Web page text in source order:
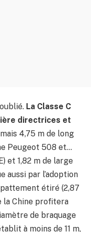
La Classe C
directrices et
4,75 m de long
Peugeot 508 et…
et 1,82 m de large
aussi par l’adoption
étiré (2,87
la Chine profitera
de braquage
à moins de 11 m,